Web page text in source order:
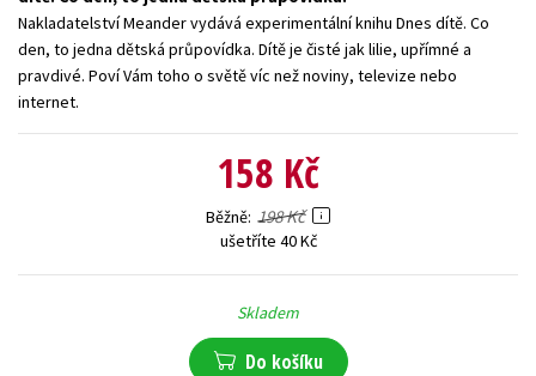
Young adult (SK)
Zahraniční literatura Zdraví a životní styl
Všechny tituly
Nakladatelství Meander vydává experimentální knihu Dnes dítě. Co
den, to jedna dětská průpovídka. Dítě je čisté jak lilie, upřímné a
pravdivé. Poví Vám toho o světě víc než noviny, televize nebo
internet.
158 Kč
Běžně 198 Kč
ušetříte 40 Kč
Skladem
Do košíku